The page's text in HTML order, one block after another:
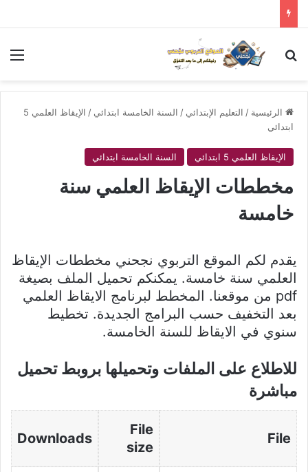
بحث عن
الرئيسية / التعليم الإبتدائي / السنة الخامسة ابتدائي /
الإيقاظ العلمي 5
ابتدائي
الإيقاظ العلمي 5 ابتدائي السنة الخامسة ابتدائي
مخططات الإيقاظ العلمي سنة
خامسة
يقدم لكم الموقع التربوي نجحني مخططات الإيقاظ
العلمي سنة خامسة. يمكنكم تحميل الملف بصيغة
pdf من موقعنا. المخطط لبرنامج الايقاظ العلمي
بعد التخفيف حسب البرامج الجديدة. تخطيط
سنوي في الايقاظ للسنة الخامسة.
للاطلاع على الملفات وتحميلها بروبط تحميل
مباشرة
File
File
size
Downloads